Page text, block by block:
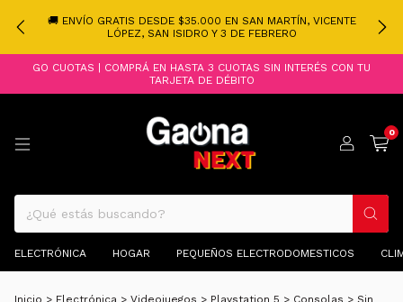
🚚 ENVÍO GRATIS DESDE $35.000 EN SAN MARTÍN, VICENTE
LÓPEZ, SAN ISIDRO Y 3 DE FEBRERO
GO CUOTAS | COMPRÁ EN HASTA 3 CUOTAS SIN INTERÉS CON TU
TARJETA DE DÉBITO
0
ELECTRÓNICA HOGAR PEQUEÑOS ELECTRODOMESTICOS
Inicio > Electrónica > Videojuegos > Playstation 5 > Consolas > Sin